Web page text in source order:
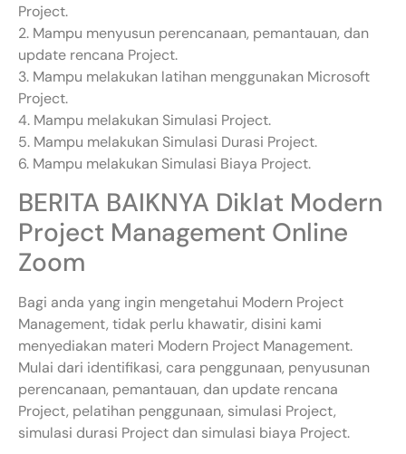
Project.
2. Mampu menyusun perencanaan, pemantauan, dan
update rencana Project.
3. Mampu melakukan latihan menggunakan Microsoft
Project.
4. Mampu melakukan Simulasi Project.
5. Mampu melakukan Simulasi Durasi Project.
6. Mampu melakukan Simulasi Biaya Project.
BERITA BAIKNYA Diklat Modern
Project Management Online
Zoom
Bagi anda yang ingin mengetahui Modern Project
Management, tidak perlu khawatir, disini kami
menyediakan materi Modern Project Management.
Mulai dari identifikasi, cara penggunaan, penyusunan
perencanaan, pemantauan, dan update rencana
Project, pelatihan penggunaan, simulasi Project,
simulasi durasi Project dan simulasi biaya Project.